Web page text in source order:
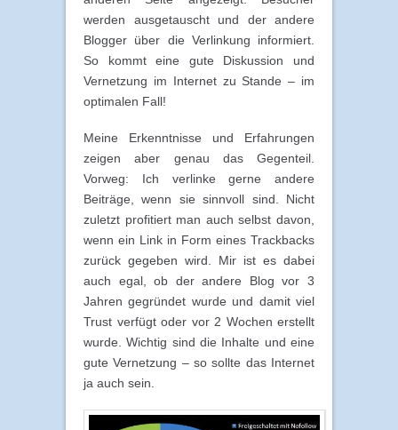
werden ausgetauscht und der andere
Blogger über die Verlinkung informiert.
So kommt eine gute Diskussion und
Vernetzung im Internet zu Stande – im
optimalen Fall!
Meine Erkenntnisse und Erfahrungen
zeigen aber genau das Gegenteil.
Vorweg: Ich verlinke gerne andere
Beiträge, wenn sie sinnvoll sind. Nicht
zuletzt profitiert man auch selbst davon,
wenn ein Link in Form eines Trackbacks
zurück gegeben wird. Mir ist es dabei
auch egal, ob der andere Blog vor 3
Jahren gegründet wurde und damit viel
Trust verfügt oder vor 2 Wochen erstellt
wurde. Wichtig sind die Inhalte und eine
gute Vernetzung – so sollte das Internet
ja auch sein.